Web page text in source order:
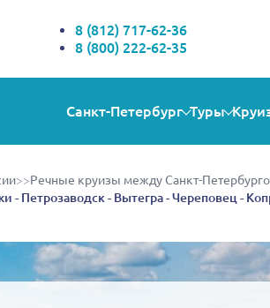
Выбираете себе
8 (812) 717-62-36
8 (800) 222-62-35
Санкт-Петербург Туры
>>Речные круизы между Санкт-
- Петрозаводск - Вытегра - Череповец -